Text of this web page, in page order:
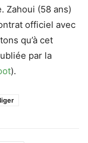
Zahoui (58 ans)
officiel avec
qu’à cet
par la
).